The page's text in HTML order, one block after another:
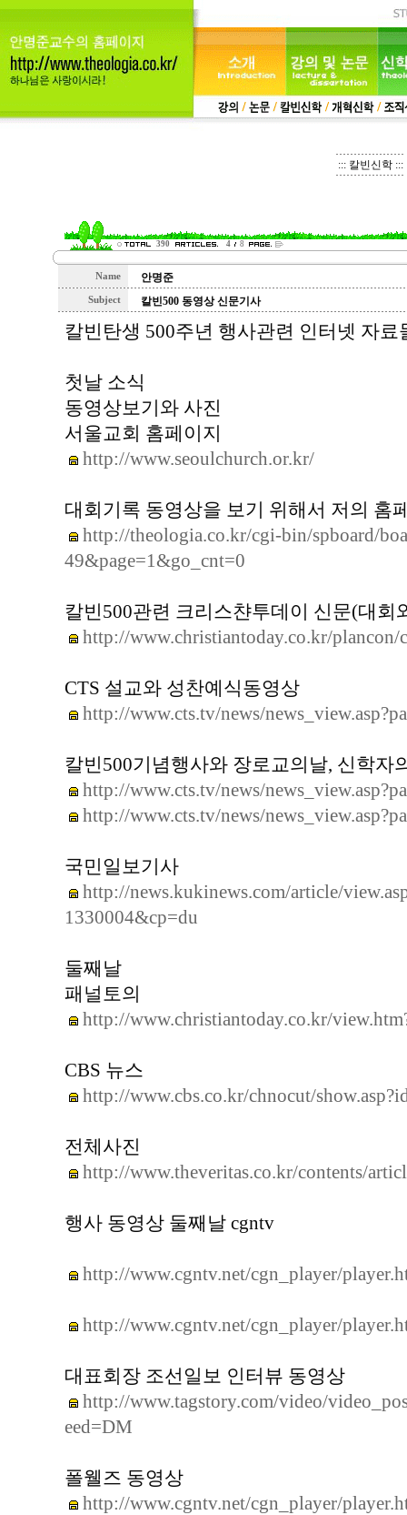
::: 칼빈신학 :::
390 4 8
Name 안명준
Subject 칼빈500 동영상 신문기사
칼빈탄생 500주년 행사관련 인터넷 자료
첫날 소식
동영상보기와 사진
서울교회 홈페이지
http://www.seoulchurch.or.kr/
대회기록 동영상을 보기 위해서 저의 홈
http://theologia.co.kr/cgi-bin/spboard/
49&page=1&go_cnt=0
칼빈500관련 크리스챤투데이 신문(대회
http://www.christiantoday.co.kr/plancon/
CTS 설교와 성찬예식동영상
http://www.cts.tv/news/
칼빈500기념행사와 장로교의날, 신학자
http://www.cts.tv/news/
http://www.cts.tv/news/
국민일보기사
http://news.kukinews.com/article/
1330004&cp=du
둘째날
패널토의
http://www.christiantoday.co.kr/
CBS 뉴스
http://www.cbs.co.kr/chnocut/
전체사진
http://www.theveritas.co.kr/contents/
행사 동영상 둘째날 cgntv
http://www.cgntv.net/cgn_player/
http://www.cgntv.net/cgn_player/
대표회장 조선일보 인터뷰 동영상
http://www.tagstory.com/video/
eed=DM
폴웰즈 동영상
http://www.cgntv.net/cgn_player/